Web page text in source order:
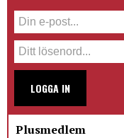
LOGGA IN
Plusmedlem